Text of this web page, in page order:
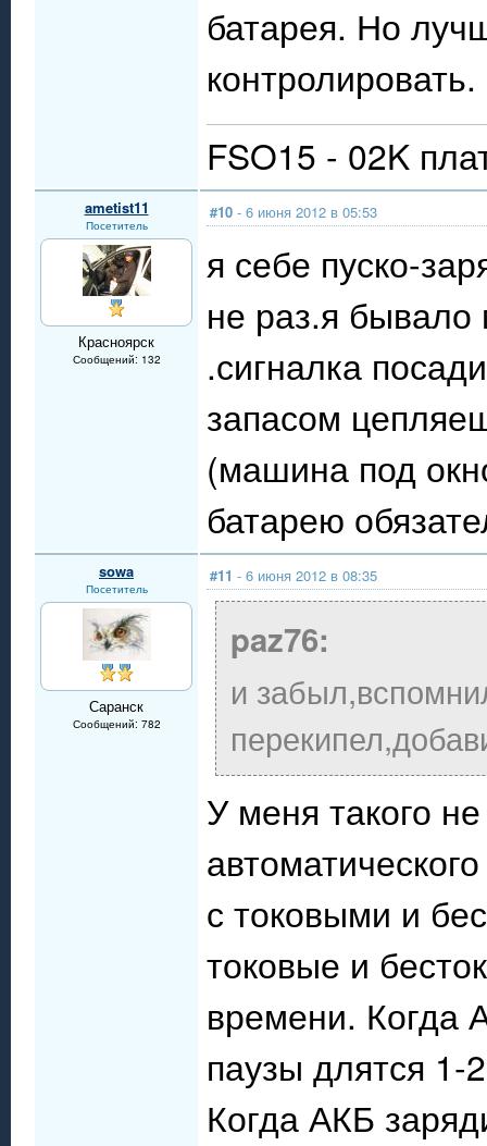
батарея. Но
контролировать.
FSO15 - 02K
ametist11
Посетитель
Красноярск
Сообщений: 132
#10 - 6 июня 2012 в 05:53
я себе пуско-
не раз.я
.сигналка
запасом
(машина под
батарею
sowa
Посетитель
Саранск
Сообщений: 782
#11 - 6 июня 2012 в 08:35
paz76:
и
У меня такого
с токовыми и
токовые и
времени. Когда
паузы длятся
Когда АКБ